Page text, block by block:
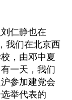
仁静也在
我们在北京西
，由邓中夏
一天，我们
参加建党会
举代表的